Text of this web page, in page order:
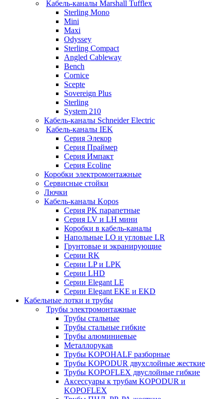
Кабель-каналы Marshall Tufflex
Sterling Mono
Mini
Maxi
Odyssey
Sterling Compact
Angled Cableway
Bench
Cornice
Scepte
Sovereign Plus
Sterling
System 210
Кабель-каналы Schneider Electric
Кабель-каналы IEK
Серия Элекор
Серия Праймер
Серия Импакт
Серия Ecoline
Коробки электромонтажные
Сервисные стойки
Лючки
Кабель-каналы Kopos
Серия PK парапетные
Серия LV и LH мини
Коробки в кабель-каналы
Напольные LO и угловые LR
Грунтовые и экранирующие
Серии RK
Серии LP и LPK
Серии LHD
Серии Elegant LE
Серии Elegant EKE и EKD
Кабельные лотки и трубы
Трубы электромонтажные
Трубы стальные
Трубы стальные гибкие
Трубы алюминиевые
Металлорукав
Трубы KOPOHALF разборные
Трубы KOPODUR двухслойные жесткие
Трубы KOPOFLEX двуслойные гибкие
Аксессуары к трубам KOPODUR и
KOPOFLEX